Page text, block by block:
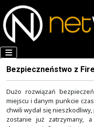
Bezpieczneństwo
Dużo rozwiązań